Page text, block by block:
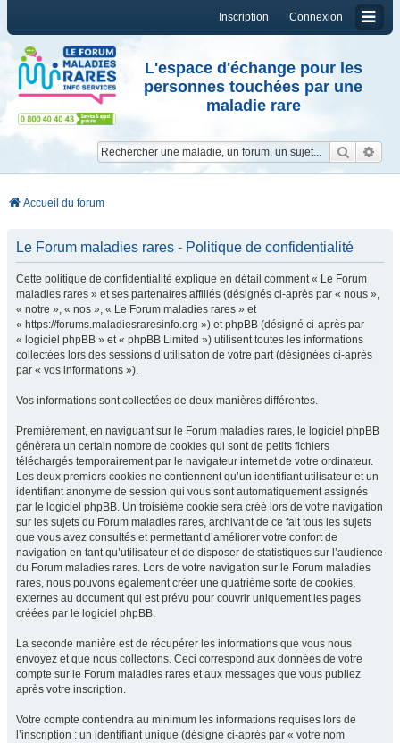
Connexion
Inscription
L'espace d'échange pour les
personnes touchées par une
maladie rare
Accueil du forum
Le Forum maladies rares - Politique de confidentialité
Cette politique de confidentialité explique en détail comment « Le Forum
maladies rares » et ses partenaires affiliés (désignés ci-après par « nous »,
« notre », « nos », « Le Forum maladies rares » et
« https://forums.maladiesraresinfo.org ») et phpBB (désigné ci-après par
« logiciel phpBB » et « phpBB Limited ») utilisent toutes les informations
collectées lors des sessions d’utilisation de votre part (désignées ci-après
par « vos informations »).
Vos informations sont collectées de deux manières différentes.
Premièrement, en naviguant sur le Forum maladies rares, le logiciel phpBB
génèrera un certain nombre de cookies qui sont de petits fichiers
téléchargés temporairement par le navigateur internet de votre ordinateur.
Les deux premiers cookies ne contiennent qu’un identifiant utilisateur et un
identifiant anonyme de session qui vous sont automatiquement assignés
par le logiciel phpBB. Un troisième cookie sera créé lors de votre navigation
sur les sujets du Forum maladies rares, archivant de ce fait tous les sujets
que vous avez consultés et permettant d’améliorer votre confort de
navigation en tant qu’utilisateur et de disposer de statistiques sur l’audience
du Forum maladies rares. Lors de votre navigation sur le Forum maladies
rares, nous pouvons également créer une quatrième sorte de cookies,
externes au document qui est prévu pour couvrir uniquement les pages
créées par le logiciel phpBB.
La seconde manière est de récupérer les informations que vous nous
envoyez et que nous collectons. Ceci correspond aux données de votre
compte sur le Forum maladies rares et aux messages que vous publiez
après votre inscription.
Votre compte contiendra au minimum les informations requises lors de
l’inscription : un identifiant unique (désigné ci-après par « votre nom